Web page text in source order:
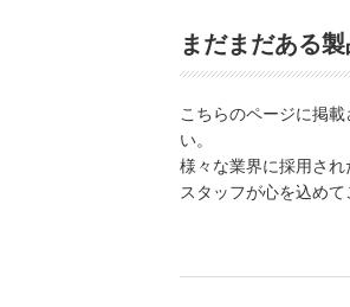
まだまだある
こちらのページに掲
い。
様々な業界に採用さ
スタッフが心を込めて